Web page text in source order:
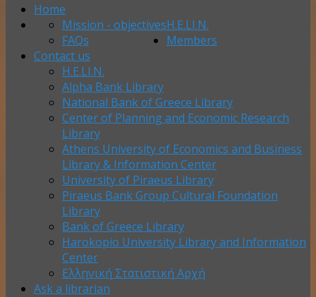
Home
H.E.LI.N.
Mission - objectives
FAQs
Members
Contact us
H.E.LI.N.
Alpha Bank Library
National Bank of Greece Library
Center of Planning and Economic Research
Library
Athens University of Economics and Business
Library & Information Center
University of Piraeus Library
Piraeus Bank Group Cultural Foundation
Library
Bank of Greece Library
Harokopio University Library and Information
Center
Ελληνική Στατιστική Αρχή
Ask a librarian